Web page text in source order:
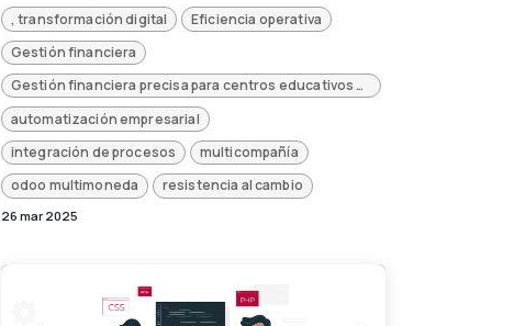
, transformación digital
Eficiencia operativa
Gestión financiera
Gestión financiera precisa para centros educativos con Odoo ERP
automatización empresarial
integración de procesos
multicompañía
odoo multimoneda
resistencia al cambio
26 mar 2025